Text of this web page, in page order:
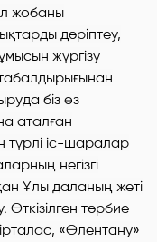
жобаны
дәріптеу,
жүргізу
біз өз
аталған
түрлі іс-шаралар
негізгі
Ұлы даланың жеті
тәрбие
«Өлентану»